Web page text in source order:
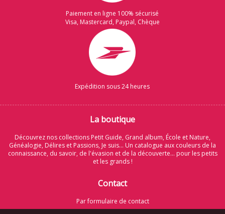
Paiement en ligne 100% sécurisé
Visa, Mastercard, Paypal, Chèque
Expédition sous 24 heures
La boutique
Découvrez nos collections Petit Guide, Grand album, École et Nature,
Généalogie, Délires et Passions, Je suis... Un catalogue aux couleurs de la
connaissance, du savoir, de l'évasion et de la découverte... pour les petits
et les grands !
Contact
Par formulaire de contact